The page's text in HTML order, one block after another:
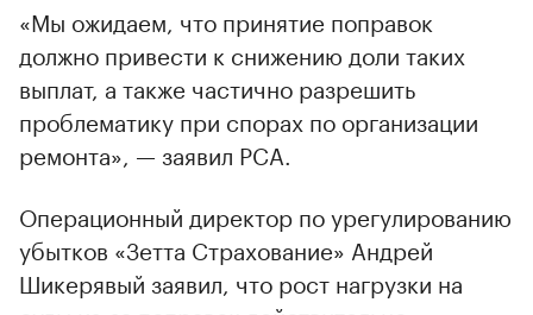
«Мы ожидаем, что принятие поправок
должно привести к снижению доли таких
выплат, а также частично разрешить
проблематику при спорах по организации
ремонта», — заявил РСА.
Операционный директор по урегулированию
убытков «Зетта Страхование» Андрей
Шикерявый заявил, что рост нагрузки на